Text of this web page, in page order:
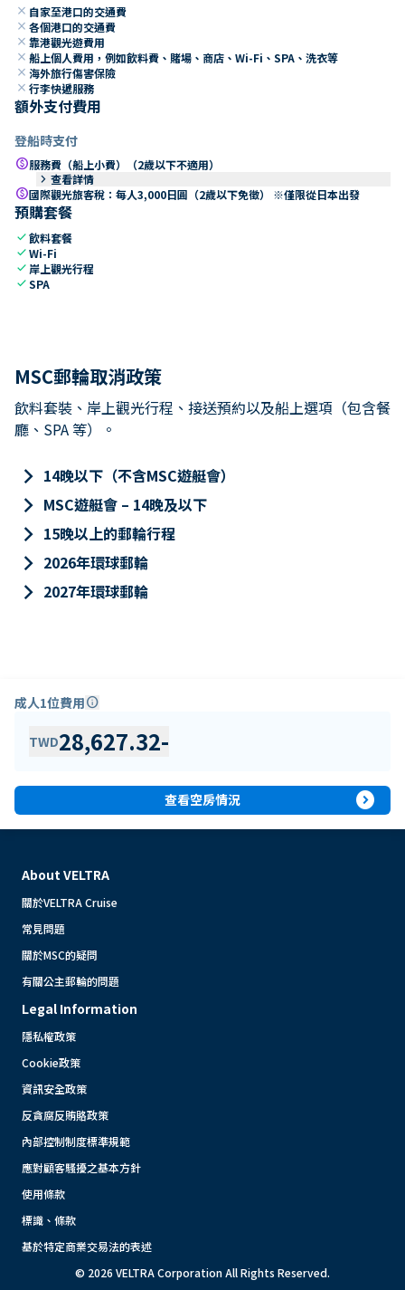
close 自家至港口的交通費
close 各個港口的交通費
close 靠港觀光遊費用
close 船上個人費用，例如飲料費、賭場、商店、Wi-Fi、SPA、洗衣等
close 海外旅行傷害保險
close 行李快遞服務
額外支付費用
登船時支付
paid服務費（船上小費）（2歲以下不適用）
keyboard_arrow_right 查看詳情
paid國際觀光旅客稅：每人3,000日圓（2歲以下免徵） ※僅限從日本出發
預購套餐
check飲料套餐
checkWi-Fi
check 岸上觀光行程
checkSPA
MSC郵輪取消政策
飲料套裝、岸上觀光行程、接送預約以及船上選項（包含餐
廳、SPA 等）。
keyboard_arrow_right 14晚以下（不含MSC遊艇會）
keyboard_arrow_right MSC遊艇會 – 14晚及以下
keyboard_arrow_right 15晚以上的郵輪行程
keyboard_arrow_right 2026年環球郵輪
keyboard_arrow_right 2027年環球郵輪
成人1位費用info
TWD28,627.32-
查看空房情況 expand_circle_right
About VELTRA
關於VELTRA Cruise
常見問題
關於MSC的疑問
有關公主郵輪的問題
Legal Information
隱私權政策
Cookie政策
資訊安全政策
反貪腐反賄賂政策
內部控制制度標準規範
應對顧客騷擾之基本方針
使用條款
標識、條款
基於特定商業交易法的表述
© 2026 VELTRA Corporation All Rights Reserved.